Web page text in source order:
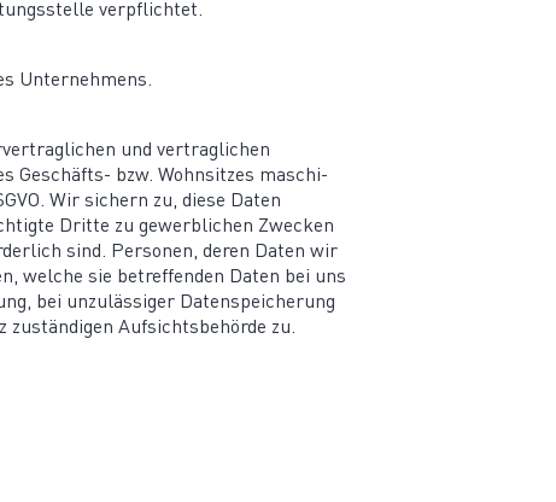
verpflichtet.
Unternehmens.
und vertrag­lichen
Geschäfts- bzw. Wohnsitzes maschi­
Wir sichern zu, diese Daten
Dritte zu gewerb­lichen Zwecken
sind. Personen, deren Daten wir
welche sie betref­fenden Daten bei uns
bei unzuläs­siger Daten­spei­cherung
Aufsichts­be­hörde zu.